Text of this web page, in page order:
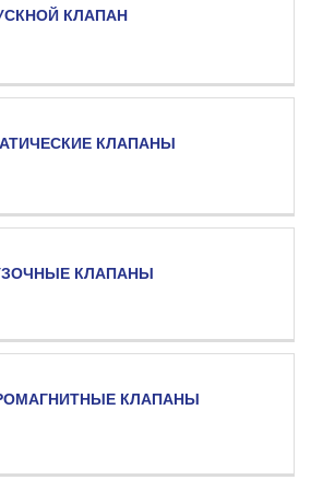
КЛАПАН
КЛАПАНЫ
КЛАПАНЫ
КЛАПАНЫ